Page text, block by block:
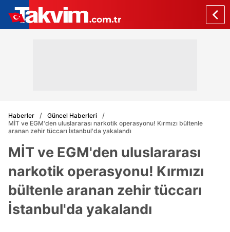
Haberler
Güncel Haberleri
MİT ve EGM'den uluslararası narkotik operasyonu! Kırmızı bültenle
aranan zehir tüccarı İstanbul'da yakalandı
MİT ve EGM'den uluslararası
narkotik operasyonu! Kırmızı
bültenle aranan zehir tüccarı
İstanbul'da yakalandı